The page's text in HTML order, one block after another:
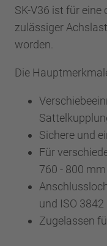
SK-V36 ist für
zulässiger
worden.
Die
Sichere und
Für
760 - 800 mm
und ISO 3842
Zugelassen